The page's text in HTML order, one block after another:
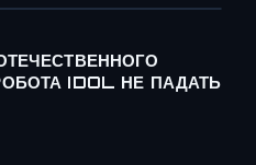
IDOL НЕ ПАДАТЬ